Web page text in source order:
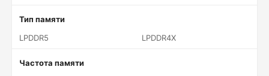
Тип памяти
LPDDR5
LPDDR4X
Частота памяти